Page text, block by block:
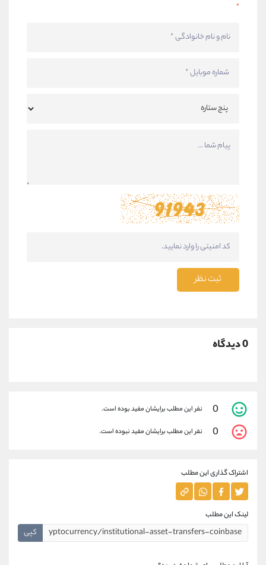
*
ثبت نظر
0 دیدگاه
0 نفر این مطلب برایشان مفید بوده است.
0 نفر این مطلب برایشان مفید نبوده است.
اشتراک گذاری این مطلب
لینک این مطلب
کپی